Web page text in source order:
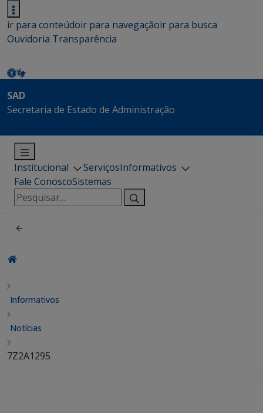
ir para conteúdoir para navegaçãoir para busca
Ouvidoria Transparência
SAD
Secretaria de Estado de Administração
Institucional ServiçosInformativos
Fale ConoscoSistemas
Pesquisar
por:
Informativos
Notícias
7Z2A1295